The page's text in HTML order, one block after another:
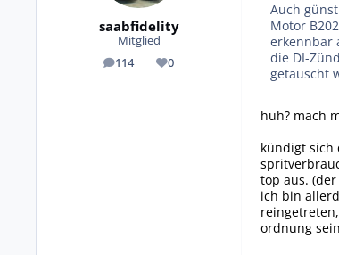
saabfidelity
Mitglied
114
Beiträge 0
Reputation
Auch
Motor
erkennbar
die DI-
getauscht
huh? mach
kündigt sich
top aus.
ich bin
ordnung